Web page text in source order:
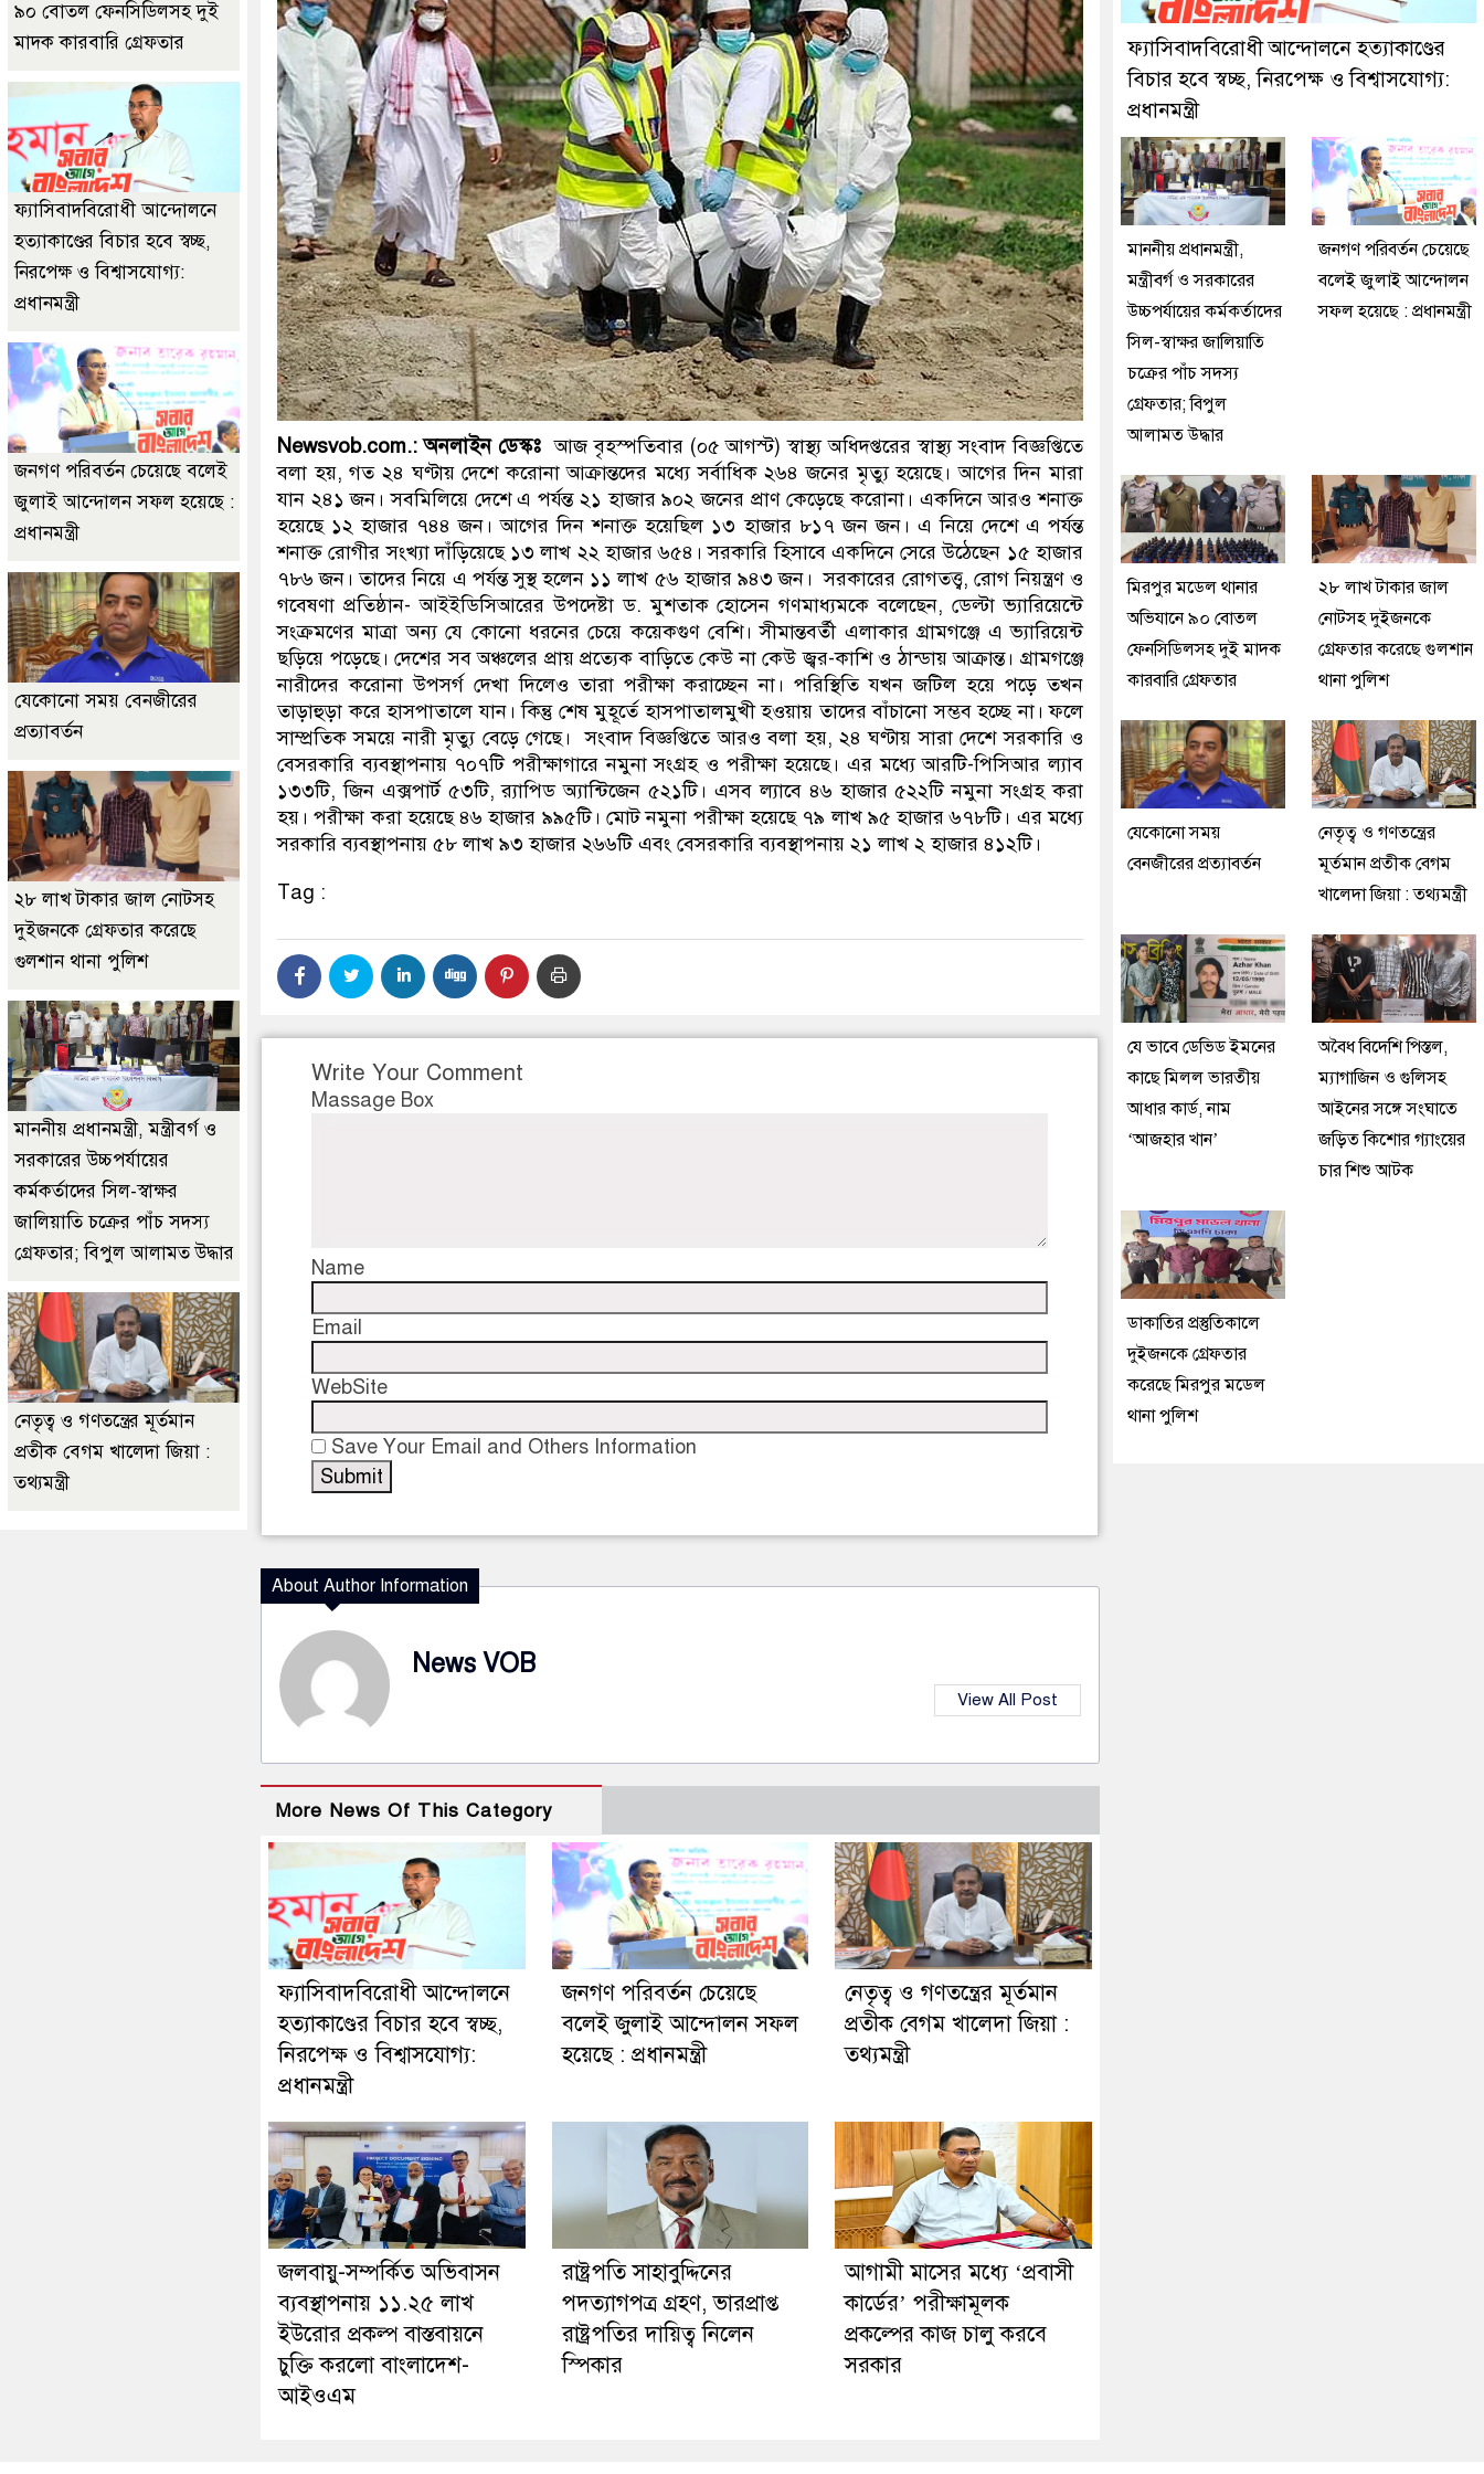
ডাকাতির প্রস্তুতিকালে দুইজনকে গ্রেফতার করেছে মিরপুর মডেল থানা পুলিশ
Newsvob.com.: অনলাইন ডেস্কঃআজ বৃহস্পতিবার (০৫ আগস্ট) স্বাস্থ্য অধিদপ্তরের স্বাস্থ্য সংবাদ বিজ্ঞপ্তিতে
বলা হয়, গত ২৪ ঘণ্টায় দেশে করোনা আক্রান্তদের মধ্যে সর্বাধিক ২৬৪ জনের মৃত্যু হয়েছে। আগের দিন মারা
যান ২৪১ জন। সবমিলিয়ে দেশে এ পর্যন্ত ২১ হাজার ৯০২ জনের প্রাণ কেড়েছে করোনা। একদিনে আরও শনাক্ত
হয়েছে ১২ হাজার ৭৪৪ জন। আগের দিন শনাক্ত হয়েছিল ১৩ হাজার ৮১৭ জন জন। এ নিয়ে দেশে এ পর্যন্ত
শনাক্ত রোগীর সংখ্যা দাঁড়িয়েছে ১৩ লাখ ২২ হাজার ৬৫৪। সরকারি হিসাবে একদিনে সেরে উঠেছেন ১৫ হাজার
৭৮৬ জন। তাদের নিয়ে এ পর্যন্ত সুস্থ হলেন ১১ লাখ ৫৬ হাজার ৯৪৩ জন। সরকারের রোগতত্ত্ব, রোগ নিয়ন্ত্রণ ও
গবেষণা প্রতিষ্ঠান- আইইডিসিআরের উপদেষ্টা ড. মুশতাক হোসেন গণমাধ্যমকে বলেছেন, ডেল্টা ভ্যারিয়েন্টে
সংক্রমণের মাত্রা অন্য যে কোনো ধরনের চেয়ে কয়েকগুণ বেশি। সীমান্তবর্তী এলাকার গ্রামগঞ্জে এ ভ্যারিয়েন্ট
ছড়িয়ে পড়েছে। দেশের সব অঞ্চলের প্রায় প্রত্যেক বাড়িতে কেউ না কেউ জ্বর-কাশি ও ঠান্ডায় আক্রান্ত। গ্রামগঞ্জে
নারীদের করোনা উপসর্গ দেখা দিলেও তারা পরীক্ষা করাচ্ছেন না। পরিস্থিতি যখন জটিল হয়ে পড়ে তখন
তাড়াহুড়া করে হাসপাতালে যান। কিন্তু শেষ মুহূর্তে হাসপাতালমুখী হওয়ায় তাদের বাঁচানো সম্ভব হচ্ছে না। ফলে
সাম্প্রতিক সময়ে নারী মৃত্যু বেড়ে গেছে। সংবাদ বিজ্ঞপ্তিতে আরও বলা হয়, ২৪ ঘণ্টায় সারা দেশে সরকারি ও
বেসরকারি ব্যবস্থাপনায় ৭০৭টি পরীক্ষাগারে নমুনা সংগ্রহ ও পরীক্ষা হয়েছে। এর মধ্যে আরটি-পিসিআর ল্যাব
১৩৩টি, জিন এক্সপার্ট ৫৩টি, র‌্যাপিড অ্যান্টিজেন ৫২১টি। এসব ল্যাবে ৪৬ হাজার ৫২২টি নমুনা সংগ্রহ করা
হয়। পরীক্ষা করা হয়েছে ৪৬ হাজার ৯৯৫টি। মোট নমুনা পরীক্ষা হয়েছে ৭৯ লাখ ৯৫ হাজার ৬৭৮টি। এর মধ্যে
সরকারি ব্যবস্থাপনায় ৫৮ লাখ ৯৩ হাজার ২৬৬টি এবং বেসরকারি ব্যবস্থাপনায় ২১ লাখ ২ হাজার ৪১২টি।
Tag :
Write Your Comment
Massage Box
Name
Email
WebSite
Save Your Email and Others Information
About Author Information
News VOB
View All Post
More News Of This Category
ফ্যাসিবাদবিরোধী আন্দোলনে
হত্যাকাণ্ডের বিচার হবে স্বচ্ছ,
নিরপেক্ষ ও বিশ্বাসযোগ্য:
প্রধানমন্ত্রী
জনগণ পরিবর্তন চেয়েছে
বলেই জুলাই আন্দোলন সফল
হয়েছে : প্রধানমন্ত্রী
নেতৃত্ব ও গণতন্ত্রের মূর্তমান
প্রতীক বেগম খালেদা জিয়া :
তথ্যমন্ত্রী
জলবায়ু-সম্পর্কিত অভিবাসন
ব্যবস্থাপনায় ১১.২৫ লাখ
ইউরোর প্রকল্প বাস্তবায়নে
চুক্তি করলো বাংলাদেশ-
আইওএম
রাষ্ট্রপতি সাহাবুদ্দিনের
পদত্যাগপত্র গ্রহণ, ভারপ্রাপ্ত
রাষ্ট্রপতির দায়িত্ব নিলেন
স্পিকার
আগামী মাসের মধ্যে ‘প্রবাসী
কার্ডের’ পরীক্ষামূলক
প্রকল্পের কাজ চালু করবে
সরকার
৯০ বোতল ফেনসিডিলসহ দুই
মাদক কারবারি গ্রেফতার
ফ্যাসিবাদবিরোধী আন্দোলনে
হত্যাকাণ্ডের বিচার হবে স্বচ্ছ,
নিরপেক্ষ ও বিশ্বাসযোগ্য:
প্রধানমন্ত্রী
জনগণ পরিবর্তন চেয়েছে বলেই
জুলাই আন্দোলন সফল হয়েছে :
প্রধানমন্ত্রী
যেকোনো সময় বেনজীরের
প্রত্যাবর্তন
২৮ লাখ টাকার জাল নোটসহ
দুইজনকে গ্রেফতার করেছে
গুলশান থানা পুলিশ
মাননীয় প্রধানমন্ত্রী, মন্ত্রীবর্গ ও
সরকারের উচ্চপর্যায়ের
কর্মকর্তাদের সিল-স্বাক্ষর
জালিয়াতি চক্রের পাঁচ সদস্য
গ্রেফতার; বিপুল আলামত উদ্ধার
নেতৃত্ব ও গণতন্ত্রের মূর্তমান
প্রতীক বেগম খালেদা জিয়া :
তথ্যমন্ত্রী
ফ্যাসিবাদবিরোধী আন্দোলনে হত্যাকাণ্ডের
বিচার হবে স্বচ্ছ, নিরপেক্ষ ও বিশ্বাসযোগ্য:
প্রধানমন্ত্রী
মাননীয় প্রধানমন্ত্রী,
মন্ত্রীবর্গ ও সরকারের
উচ্চপর্যায়ের কর্মকর্তাদের
সিল-স্বাক্ষর জালিয়াতি
চক্রের পাঁচ সদস্য
গ্রেফতার; বিপুল
আলামত উদ্ধার
জনগণ পরিবর্তন চেয়েছে
বলেই জুলাই আন্দোলন
সফল হয়েছে : প্রধানমন্ত্রী
মিরপুর মডেল থানার
অভিযানে ৯০ বোতল
ফেনসিডিলসহ দুই মাদক
কারবারি গ্রেফতার
২৮ লাখ টাকার জাল
নোটসহ দুইজনকে
গ্রেফতার করেছে গুলশান
থানা পুলিশ
যেকোনো সময়
বেনজীরের প্রত্যাবর্তন
নেতৃত্ব ও গণতন্ত্রের
মূর্তমান প্রতীক বেগম
খালেদা জিয়া : তথ্যমন্ত্রী
যে ভাবে ডেভিড ইমনের
কাছে মিলল ভারতীয়
আধার কার্ড, নাম
‘আজহার খান’
অবৈধ বিদেশি পিস্তল,
ম্যাগাজিন ও গুলিসহ
আইনের সঙ্গে সংঘাতে
জড়িত কিশোর গ্যাংয়ের
চার শিশু আটক
ডাকাতির প্রস্তুতিকালে
দুইজনকে গ্রেফতার
করেছে মিরপুর মডেল
থানা পুলিশ